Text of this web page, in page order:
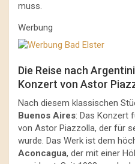
muss.
Werbung
Die Reise nach
Konzert von Astor
Nach diesem klassischen
Buenos Aires: Das Konzert
von Astor Piazzolla, der für
wurde. Das Werk ist dem
Aconcagua, der mit einer